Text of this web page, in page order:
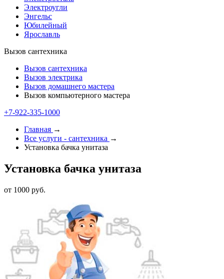
Электроугли
Энгельс
Юбилейный
Ярославль
Вызов сантехника
Вызов сантехника
Вызов электрика
Вызов домашнего мастера
Вызов компьютерного мастера
+7-922-335-1000
Главная →
Все услуги - cантехника →
Установка бачка унитаза
Установка бачка унитаза
от 1000 руб.